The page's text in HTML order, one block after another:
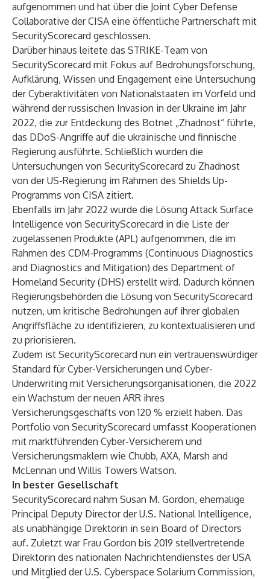
aufgenommen und hat über die Joint Cyber Defense
Collaborative der CISA eine öffentliche Partnerschaft mit
SecurityScorecard geschlossen.
Darüber hinaus leitete das STRIKE-Team von
SecurityScorecard mit Fokus auf Bedrohungsforschung,
Aufklärung, Wissen und Engagement eine Untersuchung
der Cyberaktivitäten von Nationalstaaten im Vorfeld und
während der russischen Invasion in der Ukraine im Jahr
2022, die zur Entdeckung des Botnet „Zhadnost“ führte,
das DDoS-Angriffe auf die ukrainische und finnische
Regierung ausführte. Schließlich wurden die
Untersuchungen von SecurityScorecard zu Zhadnost
von der US-Regierung im Rahmen des Shields Up-
Programms von CISA zitiert.
Ebenfalls im Jahr 2022 wurde die Lösung Attack Surface
Intelligence von SecurityScorecard in die Liste der
zugelassenen Produkte (APL) aufgenommen, die im
Rahmen des CDM-Programms (Continuous Diagnostics
and Diagnostics and Mitigation) des Department of
Homeland Security (DHS) erstellt wird. Dadurch können
Regierungsbehörden die Lösung von SecurityScorecard
nutzen, um kritische Bedrohungen auf ihrer globalen
Angriffsfläche zu identifizieren, zu kontextualisieren und
zu priorisieren.
Zudem ist SecurityScorecard nun ein vertrauenswürdiger
Standard für Cyber-Versicherungen und Cyber-
Underwriting mit Versicherungsorganisationen, die 2022
ein Wachstum der neuen ARR ihres
Versicherungsgeschäfts von 120 % erzielt haben. Das
Portfolio von SecurityScorecard umfasst Kooperationen
mit marktführenden Cyber-Versicherern und
Versicherungsmaklern wie Chubb, AXA, Marsh and
McLennan und Willis Towers Watson.
In bester Gesellschaft
SecurityScorecard nahm Susan M. Gordon, ehemalige
Principal Deputy Director der U.S. National Intelligence,
als unabhängige Direktorin in sein Board of Directors
auf. Zuletzt war Frau Gordon bis 2019 stellvertretende
Direktorin des nationalen Nachrichtendienstes der USA
und Mitglied der U.S. Cyberspace Solarium Commission,